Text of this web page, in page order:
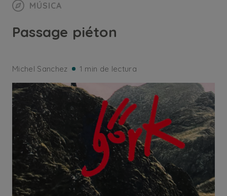
MÚSICA
Passage piéton
Michel Sanchez 1 min de lectura